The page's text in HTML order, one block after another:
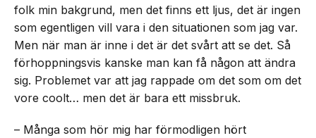
folk min bakgrund, men det finns ett ljus, det är ingen
som egentligen vill vara i den situationen som jag var.
Men när man är inne i det är det svårt att se det. Så
förhoppningsvis kanske man kan få någon att ändra
sig. Problemet var att jag rappade om det som om det
vore coolt… men det är bara ett missbruk.
– Många som hör mig har förmodligen hört